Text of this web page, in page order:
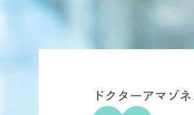
ドクターアマゾ